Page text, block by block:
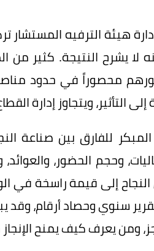
هيئة الترفيه المستشار
لا يشرح النتيجة. كثير من
محصوراً في حدود
التأثير، ويتجاوز إدارة
للفارق بين صناعة
وحجم الحضور،
إلى قيمة راسخة في
سنوي وحصاد أرقام، وقد
ومن يعرف كيف يمنح